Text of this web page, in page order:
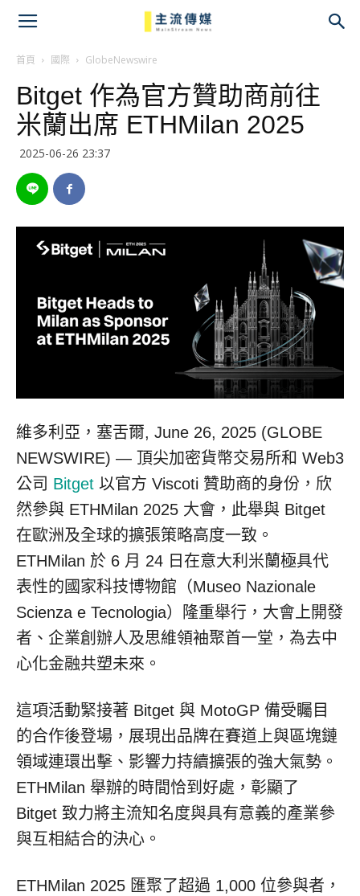
首頁 國際 GlobeNewswire
Bitget 作為官方贊助商前往
米蘭出席 ETHMilan 2025
2025-06-26 23:37
維多利亞，塞舌爾, June 26, 2025 (GLOBE
NEWSWIRE) — 頂尖加密貨幣交易所和 Web3
公司 Bitget 以官方 Viscoti 贊助商的身份，欣
然參與 ETHMilan 2025 大會，此舉與 Bitget
在歐洲及全球的擴張策略高度一致。
ETHMilan 於 6 月 24 日在意大利米蘭極具代
表性的國家科技博物館（Museo Nazionale
Scienza e Tecnologia）隆重舉行，大會上開發
者、企業創辦人及思維領袖聚首一堂，為去中
心化金融共塑未來。
這項活動緊接著 Bitget 與 MotoGP 備受矚目
的合作後登場，展現出品牌在賽道上與區塊鏈
領域連環出擊、影響力持續擴張的強大氣勢。
ETHMilan 舉辦的時間恰到好處，彰顯了
Bitget 致力將主流知名度與具有意義的產業參
與互相結合的決心。
ETHMilan 2025 匯聚了超過 1,000 位參與者，